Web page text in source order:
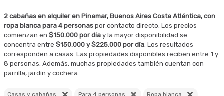
2 cabañas en alquiler en Pinamar, Buenos Aires Costa Atlántica, con
ropa blanca para 4 personas por contacto directo. Los precios
comienzan en $150.000 por día y la mayor disponibilidad se
concentra entre $150.000 y $225.000 por día. Los resultados
corresponden a casas. Las propiedades disponibles reciben entre 1 y
8 personas. Además, muchas propiedades también cuentan con
parrilla, jardín y cochera.
Casas y cabañas Para 4 personas Ropa blanca